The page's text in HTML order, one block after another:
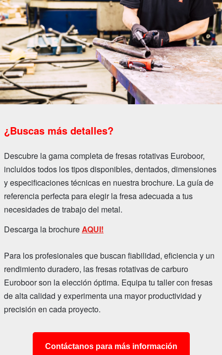
¿Buscas más detalles?
Descubre la gama completa de fresas rotativas Euroboor,
incluidos todos los tipos disponibles, dentados, dimensiones
y especificaciones técnicas en nuestra brochure. La guía de
referencia perfecta para elegir la fresa adecuada a tus
necesidades de trabajo del metal.
Descarga la brochureAQUI!
Para los profesionales que buscan fiabilidad, eficiencia y un
rendimiento duradero, las fresas rotativas de carburo
Euroboor son la elección óptima. Equipa tu taller con fresas
de alta calidad y experimenta una mayor productividad y
precisión en cada proyecto.
Contáctanos para más información